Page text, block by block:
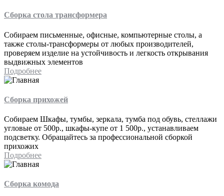
Сборка стола трансформера
Собираем письменные, офисные, компьютерные столы, а
также столы-трансформеры от любых производителей,
проверяем изделие на устойчивость и легкость открывания
выдвижных элементов
Подробнее
Сборка прихожей
Собираем Шкафы, тумбы, зеркала, тумба под обувь, стеллажи
угловые от 500р., шкафы-купе от 1 500р., устанавливаем
подсветку. Обращайтесь за профессиональной сборкой
прихожих
Подробнее
Сборка комода